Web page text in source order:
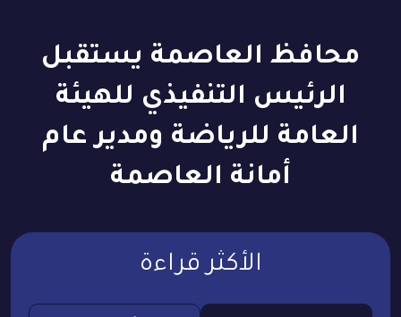
محافظ العاصمة يستقبل
الرئيس التنفيذي للهيئة
العامة للرياضة ومدير عام
أمانة العاصمة
الأكثر قراءة